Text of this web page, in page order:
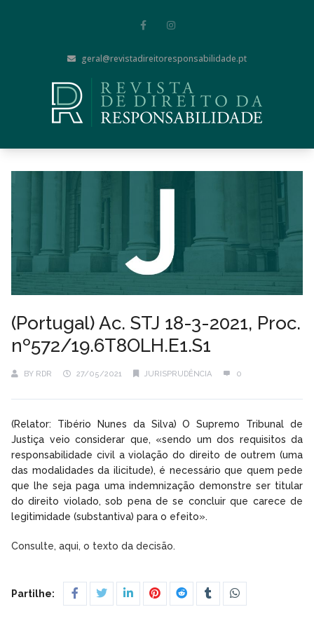
geral@revistadireitoresponsabilidade.pt
(Portugal) Ac. STJ 18-3-2021, Proc.
nº572/19.6T8OLH.E1.S1
BY RDR 27/05/2021 JURISPRUDÊNCIA 0
(Relator: Tibério Nunes da Silva) O Supremo Tribunal de
Justiça veio considerar que, «sendo um dos requisitos da
responsabilidade civil a violação do direito de outrem (uma
das modalidades da ilicitude), é necessário que quem pede
que lhe seja paga uma indemnização demonstre ser titular
do direito violado, sob pena de se concluir que carece de
legitimidade (substantiva) para o efeito».
Consulte, aqui, o texto da decisão.
Partilhe: